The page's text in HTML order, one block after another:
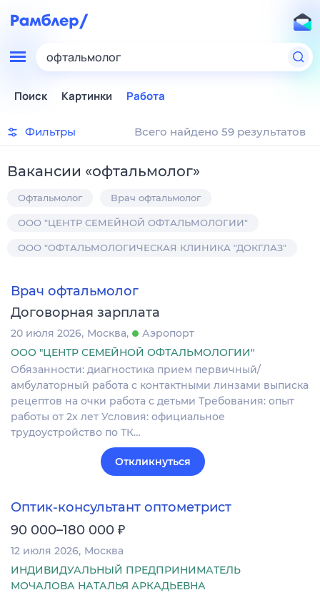
офтальмолог
Поиск Картинки Работа
Фильтры Всего найдено 59 результатов
Вакансии «офтальмолог»
Офтальмолог Врач офтальмолог
ООО "ЦЕНТР СЕМЕЙНОЙ ОФТАЛЬМОЛОГИИ"
ООО "ОФТАЛЬМОЛОГИЧЕСКАЯ КЛИНИКА "ДОКГЛАЗ"
Врач офтальмолог
Договорная зарплата
20 июля 2026 Москва
Аэропорт
ООО "ЦЕНТР СЕМЕЙНОЙ ОФТАЛЬМОЛОГИИ"
Обязанности: диагностика прием первичный/
амбулаторный работа с контактными линзами выписка
рецептов на очки работа с детьми Требования: опыт
работы от 2х лет Условия: официальное
трудоустройство по ТК…
Откликнуться
Оптик-консультант оптометрист
90 000–180 000 ₽
12 июля 2026 Москва
ИНДИВИДУАЛЬНЫЙ ПРЕДПРИНИМАТЕЛЬ
МОЧАЛОВА НАТАЛЬЯ АРКАДЬЕВНА